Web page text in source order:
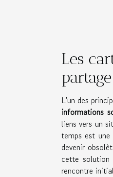
Les
L'un des
informations
liens vers un
temps est une
devenir
cette solution
rencontre